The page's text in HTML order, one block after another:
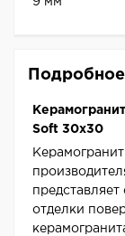
Soft 30x30
отделки